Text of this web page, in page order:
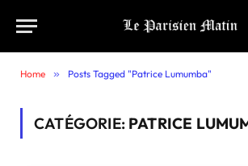
Home » Posts Tagged "Patrice Lumumba"
CATÉGORIE: PATRICE